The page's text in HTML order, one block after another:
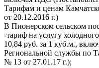
Тарифам и ценам
от 20.12.2016 г.)
В Пионерском сельском
-тариф на услугу
10,84 руб. за 1 куб.м.,
Региональной службы по
№ 13 от 27.01.17 г.);